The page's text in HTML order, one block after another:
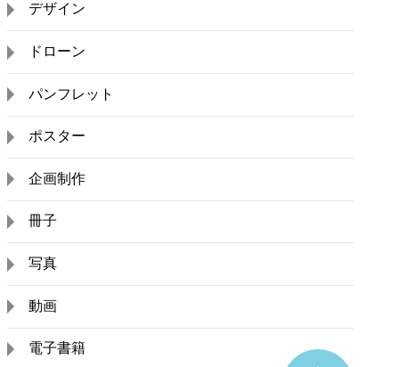
デザイン
ドローン
パンフレット
ポスター
企画制作
冊子
写真
動画
電子書籍